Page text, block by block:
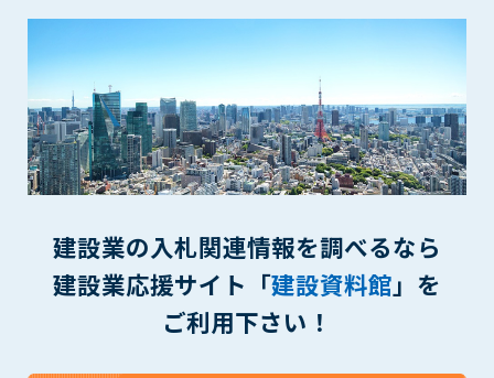
建設業の入札関連情報を調べるなら
建設業応援サイト「建設資料館」を
ご利用下さい！
3. 会員は、IDおよびパスワードの管理不十分、使用上の過誤、
第三者（他の会員を含む）の使用等による損害について責任
を負うものとし、管理者は一切責任を負いません。
第6条（会員の禁止事項）
1. 会員は建設資料館WEB上で以下の行為をしないものとしま
す。
る行為
(2) 第三者または管理者の財産、プライバシー等を侵害する行
為
(3) 第三者または管理者を誹謗中傷する行為
(4) 有害なコンピュータプログラム等を送信又は書き込む行為